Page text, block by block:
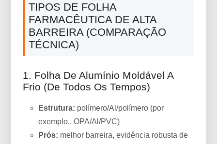
TIPOS DE FOLHA
FARMACÊUTICA DE ALTA
BARREIRA (COMPARAÇÃO
TÉCNICA)
1. Folha De Alumínio Moldável A
Frio (De Todos Os Tempos)
Estrutura: polímero/Al/polímero (por
exemplo., OPA/Al/PVC)
Prós: melhor barreira, evidência robusta de